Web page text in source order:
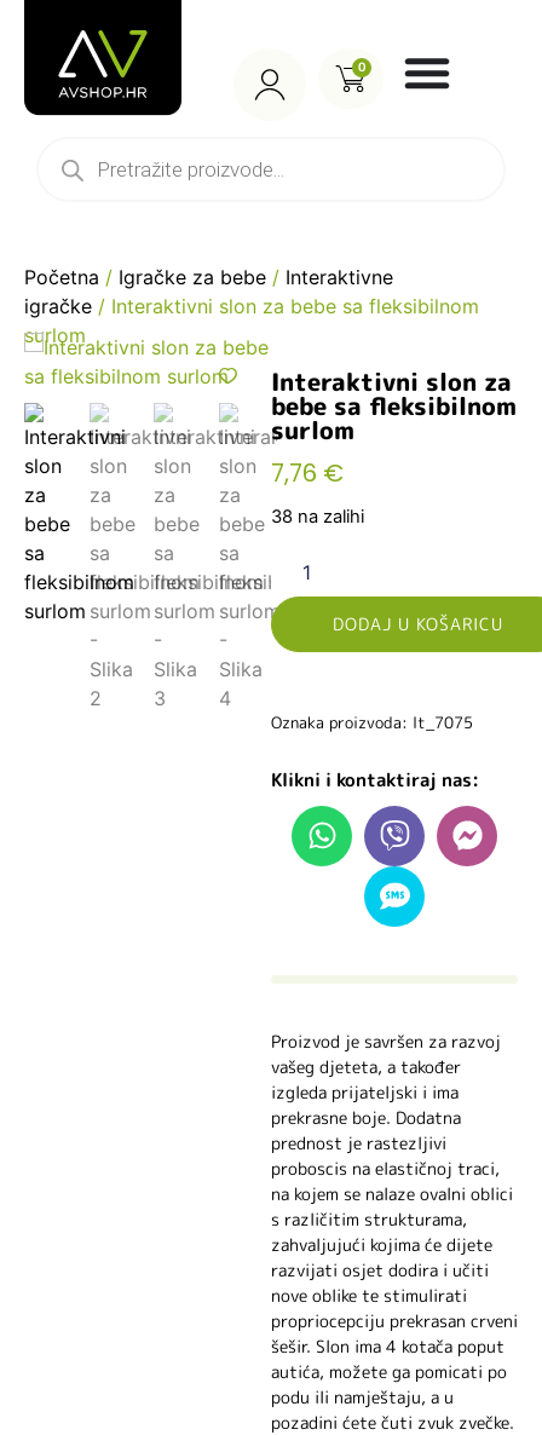
0
Početna / Igračke za bebe / Interaktivne
igračke / Interaktivni slon za bebe sa fleksibilnom
surlom
Interaktivni slon za
bebe sa fleksibilnom
surlom
7,76 €
38 na zalihi
DODAJ U KOŠARICU
Oznaka proizvoda: lt_7075
Klikni i kontaktiraj nas:
Proizvod je savršen za razvoj
vašeg djeteta, a također
izgleda prijateljski i ima
prekrasne boje. Dodatna
prednost je rastezljivi
proboscis na elastičnoj traci,
na kojem se nalaze ovalni oblici
s različitim strukturama,
zahvaljujući kojima će dijete
razvijati osjet dodira i učiti
nove oblike te stimulirati
propriocepciju prekrasan crveni
šešir. Slon ima 4 kotača poput
autića, možete ga pomicati po
podu ili namještaju, a u
pozadini ćete čuti zvuk zvečke.